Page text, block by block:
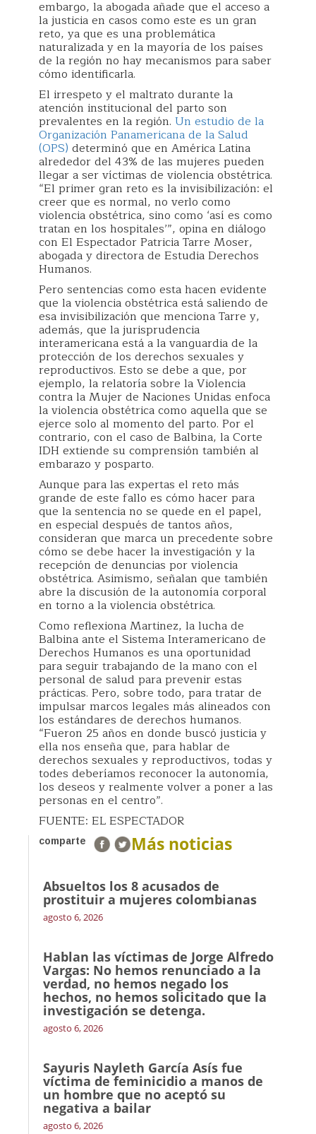
embargo, la abogada añade que el acceso a
la justicia en casos como este es un gran
reto, ya que es una problemática
naturalizada y en la mayoría de los países
de la región no hay mecanismos para saber
cómo identificarla.
El irrespeto y el maltrato durante la
atención institucional del parto son
prevalentes en la región. Un estudio de la
Organización Panamericana de la Salud
(OPS) determinó que en América Latina
alrededor del 43% de las mujeres pueden
llegar a ser víctimas de violencia obstétrica.
“El primer gran reto es la invisibilización: el
creer que es normal, no verlo como
violencia obstétrica, sino como ‘así es como
tratan en los hospitales’”, opina en diálogo
con El Espectador Patricia Tarre Moser,
abogada y directora de Estudia Derechos
Humanos.
Pero sentencias como esta hacen evidente
que la violencia obstétrica está saliendo de
esa invisibilización que menciona Tarre y,
además, que la jurisprudencia
interamericana está a la vanguardia de la
protección de los derechos sexuales y
reproductivos. Esto se debe a que, por
ejemplo, la relatoría sobre la Violencia
contra la Mujer de Naciones Unidas enfoca
la violencia obstétrica como aquella que se
ejerce solo al momento del parto. Por el
contrario, con el caso de Balbina, la Corte
IDH extiende su comprensión también al
embarazo y posparto.
Aunque para las expertas el reto más
grande de este fallo es cómo hacer para
que la sentencia no se quede en el papel,
en especial después de tantos años,
consideran que marca un precedente sobre
cómo se debe hacer la investigación y la
recepción de denuncias por violencia
obstétrica. Asimismo, señalan que también
abre la discusión de la autonomía corporal
en torno a la violencia obstétrica.
Como reflexiona Martinez, la lucha de
Balbina ante el Sistema Interamericano de
Derechos Humanos es una oportunidad
para seguir trabajando de la mano con el
personal de salud para prevenir estas
prácticas. Pero, sobre todo, para tratar de
impulsar marcos legales más alineados con
los estándares de derechos humanos.
“Fueron 25 años en donde buscó justicia y
ella nos enseña que, para hablar de
derechos sexuales y reproductivos, todas y
todes deberíamos reconocer la autonomía,
los deseos y realmente volver a poner a las
personas en el centro”.
FUENTE: EL ESPECTADOR
comparte Más noticias
Absueltos los 8 acusados de
prostituir a mujeres colombianas
agosto 6, 2026
Hablan las víctimas de Jorge Alfredo
Vargas: No hemos renunciado a la
verdad, no hemos negado los
hechos, no hemos solicitado que la
investigación se detenga.
agosto 6, 2026
Sayuris Nayleth García Asís fue
víctima de feminicidio a manos de
un hombre que no aceptó su
negativa a bailar
agosto 6, 2026